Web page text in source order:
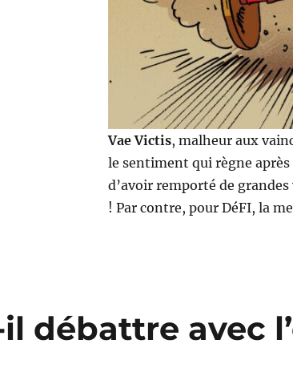
Vae Victis, malheur aux
le sentiment qui règne
d’avoir remporté de
! Par contre, pour DéFI, la
débattre avec